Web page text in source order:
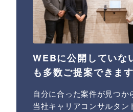
WEBに公開していな
も多数ご提案できます
自分に合った案件が見つか
当社キャリアコンサルタン